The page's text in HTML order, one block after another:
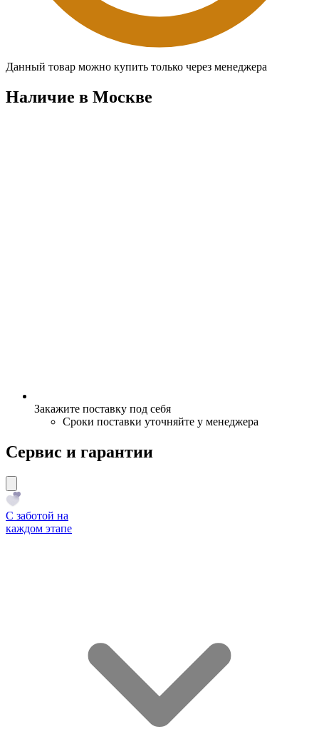
Данный товар можно купить только через менеджера
Наличие в Москвe
Закажите поставку под себя
Сроки поставки уточняйте у менеджера
Сервис и гарантии
С заботой на
каждом этапе